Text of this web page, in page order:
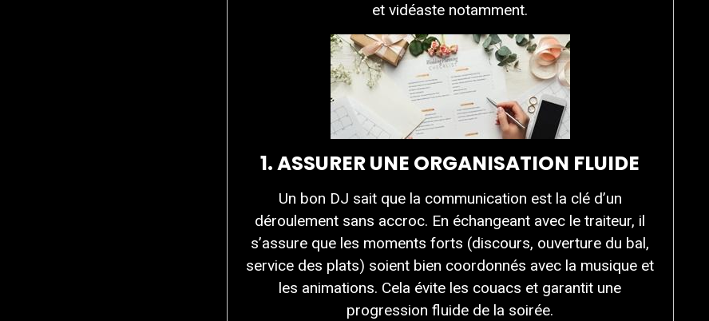
et vidéaste notamment.
1. ASSURER UNE ORGANISATION FLUIDE
Un bon DJ sait que la communication est la clé d’un
déroulement sans accroc. En échangeant avec le traiteur, il
s’assure que les moments forts (discours, ouverture du bal,
service des plats) soient bien coordonnés avec la musique et
les animations. Cela évite les couacs et garantit une
progression fluide de la soirée.